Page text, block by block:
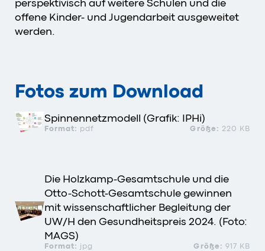
perspektivisch auf weitere Schulen und die
offene Kinder- und Jugendarbeit ausgeweitet
werden.
Fotos zum Download
Spinnennetzmodell (Grafik: IPHi)
Format: pdf Größe: 220 KB
Die Holzkamp-Gesamtschule und die
Otto-Schott-Gesamtschule gewinnen
mit wissenschaftlicher Begleitung der
UW/H den Gesundheitspreis 2024. (Foto:
MAGS)
Format: jpg Größe: 917 KB